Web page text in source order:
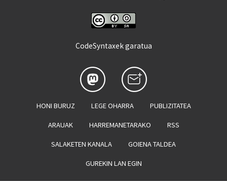
CodeSyntaxek garatua
HONI BURUZ LEGE OHARRA PUBLIZITATEA
ARAUAK HARREMANETARAKO RSS
SALAKETEN KANALA GOIENA TALDEA
GUREKIN LAN EGIN